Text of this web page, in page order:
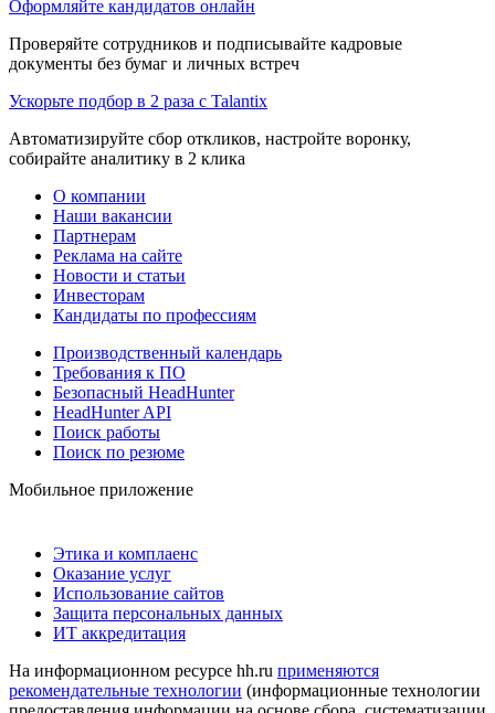
Оформляйте кандидатов онлайн
Проверяйте сотрудников и подписывайте кадровые
документы без бумаг и личных встреч
Ускорьте подбор в 2 раза с Talantix
Автоматизируйте сбор откликов, настройте воронку,
собирайте аналитику в 2 клика
О компании
Наши вакансии
Партнерам
Реклама на сайте
Новости и статьи
Инвесторам
Кандидаты по профессиям
Производственный календарь
Требования к ПО
Безопасный HeadHunter
HeadHunter API
Поиск работы
Поиск по резюме
Мобильное приложение
Этика и комплаенс
Оказание услуг
Использование сайтов
Защита персональных данных
ИТ аккредитация
На информационном ресурсе hh.ru применяются
рекомендательные технологии (информационные технологии